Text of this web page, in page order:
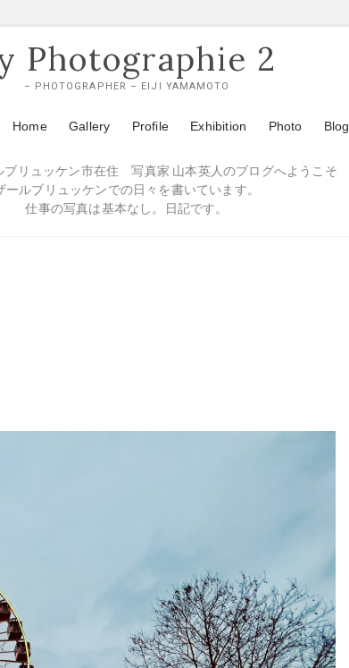
Photographie 2
– PHOTOGRAPHER – EIJI YAMAMOTO
Home Gallery Profile Exhibition Photo Blog
ブリュッケン市在住 写真家 山本英人のブログへようこそ
ールブリュッケンでの日々を書いています。
仕事の写真は基本なし。日記です。